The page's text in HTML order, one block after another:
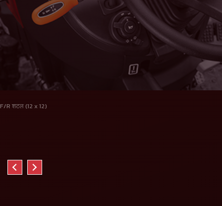
F/R शटल (12 x 12)